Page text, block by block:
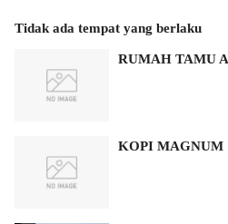
Tidak ada tempat yang berlaku
RUMAH TAMU
KOPI MAGNUM